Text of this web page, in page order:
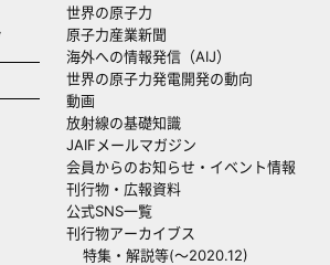
世界の原子力
原子力産業新聞
海外への情報発信（AIJ）
世界の原子力発電開発の動向
動画
放射線の基礎知識
JAIFメールマガジン
会員からのお知らせ・イベント情報
刊行物・広報資料
公式SNS一覧
刊行物アーカイブス
特集・解説等(～2020.12)